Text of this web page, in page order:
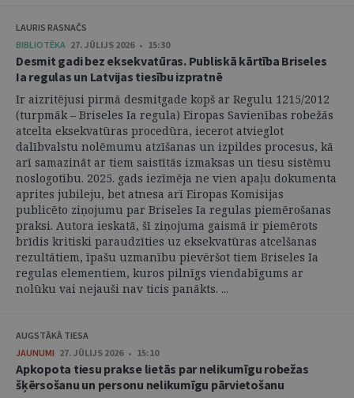
LAURIS RASNAČS
BIBLIOTĒKA 27. JŪLIJS 2026 • 15:30
Desmit gadi bez eksekvatūras. Publiskā kārtība Briseles
Ia regulas un Latvijas tiesību izpratnē
Ir aizritējusi pirmā desmitgade kopš ar Regulu 1215/2012
(turpmāk – Briseles Ia regula) Eiropas Savienības robežās
atcelta eksekvatūras procedūra, iecerot atvieglot
dalībvalstu nolēmumu atzīšanas un izpildes procesus, kā
arī samazināt ar tiem saistītās izmaksas un tiesu sistēmu
noslogotību. 2025. gads iezīmēja ne vien apaļu dokumenta
aprites jubileju, bet atnesa arī Eiropas Komisijas
publicēto ziņojumu par Briseles Ia regulas piemērošanas
praksi. Autora ieskatā, šī ziņojuma gaismā ir piemērots
brīdis kritiski paraudzīties uz eksekvatūras atcelšanas
rezultātiem, īpašu uzmanību pievēršot tiem Briseles Ia
regulas elementiem, kuros pilnīgs viendabīgums ar
nolūku vai nejauši nav ticis panākts. ...
AUGSTĀKĀ TIESA
JAUNUMI 27. JŪLIJS 2026 • 15:10
Apkopota tiesu prakse lietās par nelikumīgu robežas
šķērsošanu un personu nelikumīgu pārvietošanu